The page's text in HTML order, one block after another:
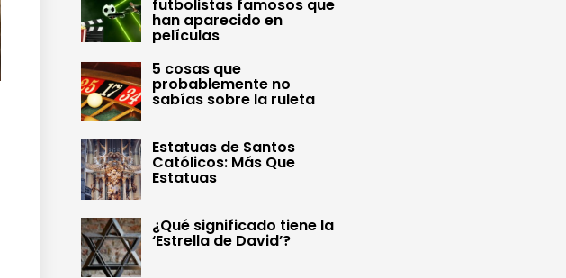
futbolistas famosos que
han aparecido en
películas
5 cosas que
probablemente no
sabías sobre la ruleta
Estatuas de Santos
Católicos: Más Que
Estatuas
¿Qué significado tiene la
‘Estrella de David’?